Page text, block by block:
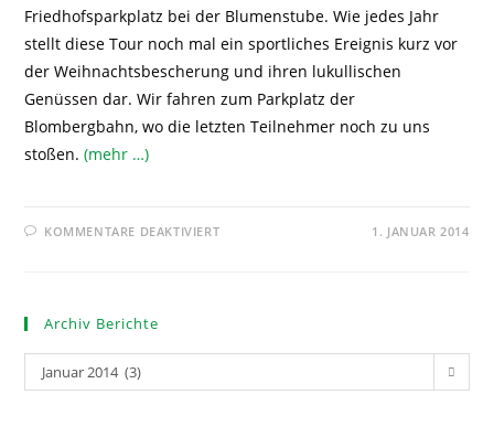
Friedhofsparkplatz bei der Blumenstube. Wie jedes Jahr
stellt diese Tour noch mal ein sportliches Ereignis kurz vor
der Weihnachtsbescherung und ihren lukullischen
Genüssen dar. Wir fahren zum Parkplatz der
Blombergbahn, wo die letzten Teilnehmer noch zu uns
stoßen.(mehr …)
KOMMENTARE DEAKTIVIERT 1. JANUAR 2014
Archiv Berichte
Januar 2014 (3)